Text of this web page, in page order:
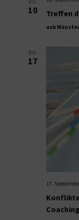
DO.
10 Treffen
asb
DO.
17
17.